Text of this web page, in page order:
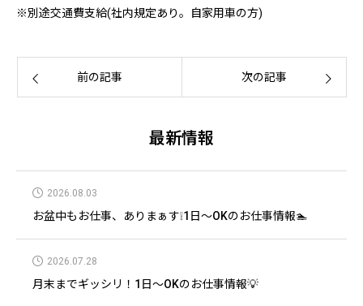
※別途交通費支給(社内規定あり。自家用車の方)
前の記事 次の記事
最新情報
2026.08.03
お盆中もお仕事、ありまぁす❕1日～OKのお仕事情報🏊
2026.07.28
月末までギッシリ！1日～OKのお仕事情報💡